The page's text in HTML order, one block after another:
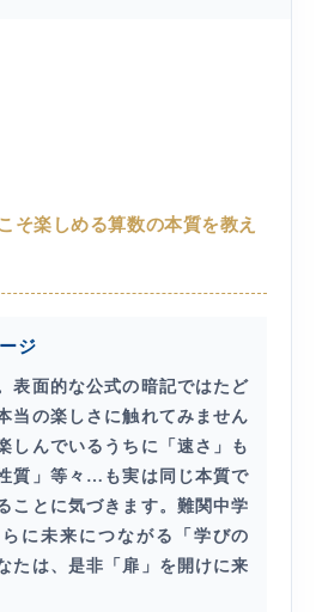
そ楽しめる算数の本質を教え
ジ
表面的な公式の暗記ではたど
当の楽しさに触れてみません
しんでいるうちに「速さ」も
質」等々…も実は同じ本質で
ことに気づきます。難関中学
に未来につながる「学びの
たは、是非「扉」を開けに来